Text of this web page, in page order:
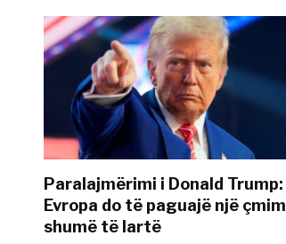
Paralajmërimi i Donald Trump:
Evropa do të paguajë një çmim
shumë të lartë